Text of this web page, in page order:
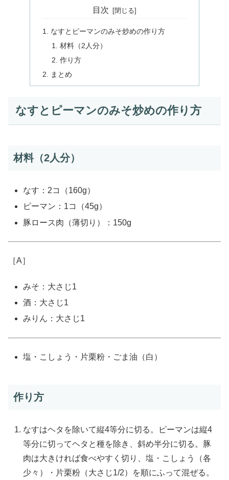
目次
なすとピーマンのみそ炒めの作り方
材料（2人分）
作り方
まとめ
なすとピーマンのみそ炒めの作り方
材料（2人分）
なす：2コ（160g）
ピーマン：1コ（45g）
豚ロース肉（薄切り）：150g
［A］
みそ：大さじ1
酒：大さじ1
みりん：大さじ1
塩・こしょう・片栗粉・ごま油（白）
作り方
なすはヘタを除いて縦4等分に切る。ピーマンは縦4
等分に切ってヘタと種を除き、斜め半分に切る。豚
肉は大きければ食べやすく切り、塩・こしょう（各
少々）・片栗粉（大さじ1/2）を順にふって混ぜる。